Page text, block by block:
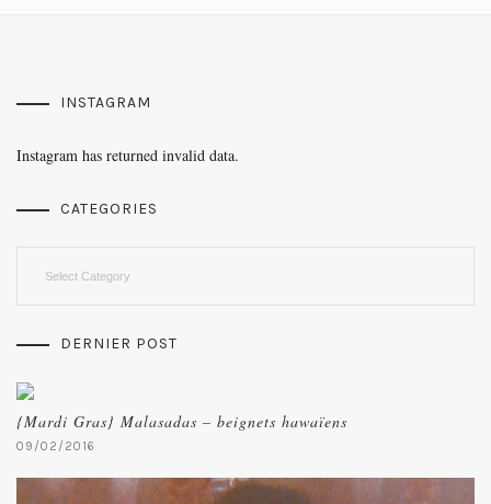
INSTAGRAM
Instagram has returned invalid data.
CATEGORIES
DERNIER POST
{Mardi Gras} Malasadas – beignets hawaïens
09/02/2016